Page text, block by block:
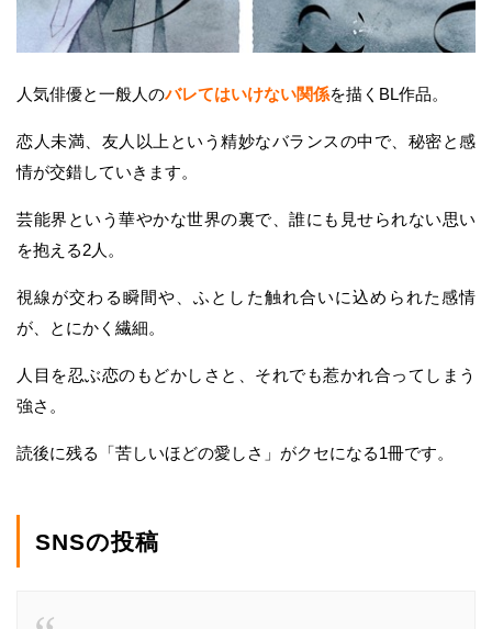
人気俳優と一般人のバレてはいけない関係を描くBL作品。
恋人未満、友人以上という精妙なバランスの中で、秘密と感
情が交錯していきます。
芸能界という華やかな世界の裏で、誰にも見せられない思い
を抱える2人。
視線が交わる瞬間や、ふとした触れ合いに込められた感情
が、とにかく繊細。
人目を忍ぶ恋のもどかしさと、それでも惹かれ合ってしまう
強さ。
読後に残る「苦しいほどの愛しさ」がクセになる1冊です。
SNSの投稿